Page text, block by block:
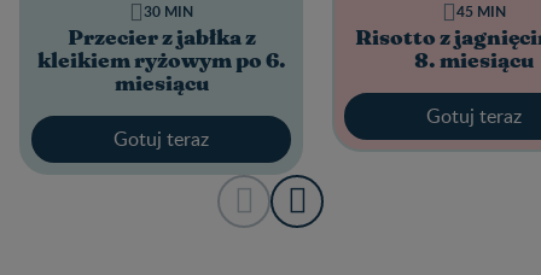
Przecier z jabłka z
kleikiem ryżowym po 6.
miesiącu
30 MIN
Gotuj teraz
Risotto z
8. miesiącu
45 MIN
Gotuj teraz